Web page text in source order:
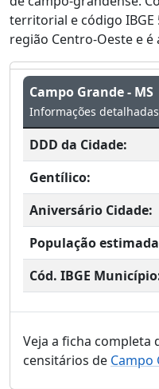
territorial e código IBGE
região Centro-Oeste e
Campo Grande - MS
Informações
DDD da Cidade:
Gentílico:
Aniversário Cidade:
População
Cód. IBGE
Veja a ficha completa
censitários de Campo